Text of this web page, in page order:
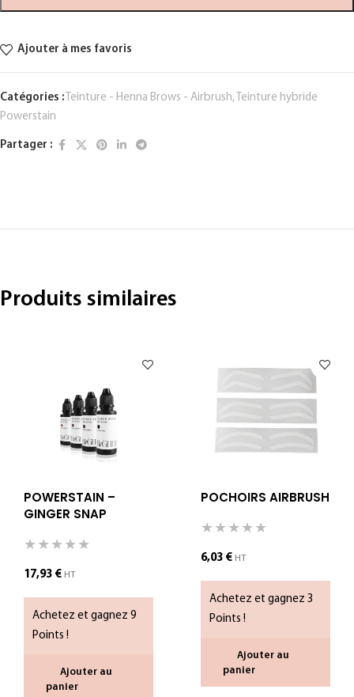
Ajouter à mes favoris
Catégories : Teinture - Henna Brows - Airbrush, Teinture hybride
Powerstain
Partager :
Produits similaires
POWERSTAIN –
GINGER SNAP
17,93 € HT
Achetez et gagnez 9
Points !
Ajouter au
panier
POCHOIRS AIRBRUSH
6,03 € HT
Achetez et gagnez 3
Points !
Ajouter au
panier